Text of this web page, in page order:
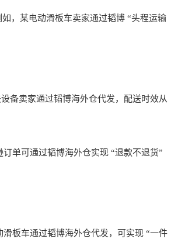
，某电动滑板车卖家通过韬博 “头程运输
备卖家通过韬博海外仓代发，配送时效从
单可通过韬博海外仓实现 “退款不退货”
板车通过韬博海外仓代发，可实现 “一件